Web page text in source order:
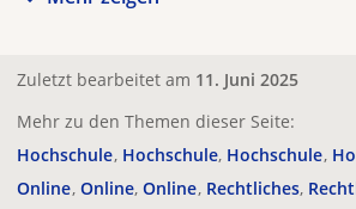
Zuletzt bearbeitet am 11. Juni 2025
Mehr zu den Themen dieser Seite:
Hochschule Hochschule Hochschule
Online Online Online Rechtliches